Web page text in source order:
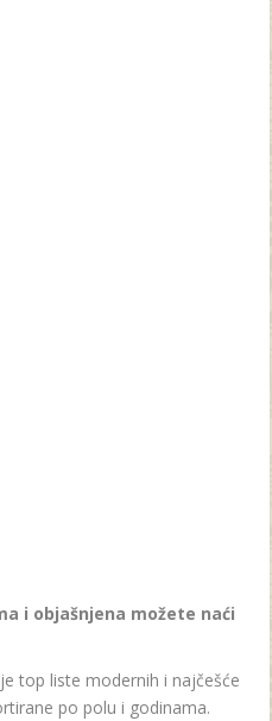
i objašnjena možete naći
top liste modernih i najčešće
po polu i godinama.